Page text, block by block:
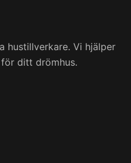
hustillverkare. Vi hjälper
ditt drömhus.